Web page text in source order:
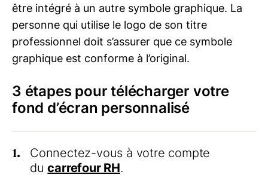
être intégré à un autre symbole graphique. La
personne qui utilise le logo de son titre
professionnel doit s’assurer que ce symbole
graphique est conforme à l’original.
3 étapes pour télécharger votre
fond d’écran personnalisé
1.
Connectez-vous à votre compte
ducarrefour RH.